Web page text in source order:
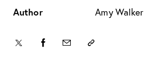
Author Amy Walker